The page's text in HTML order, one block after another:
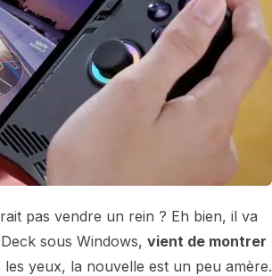
pas vendre un rein ? Eh bien, il va
sous Windows, vient de montrer
yeux, la nouvelle est un peu amère.